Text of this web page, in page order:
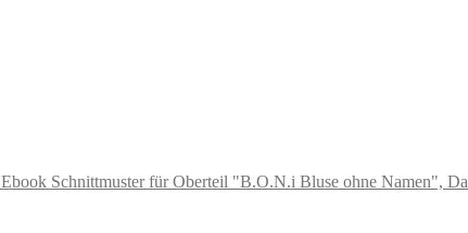
Ebook Schnittmuster für Oberteil "B.O.N.i Bluse ohne Namen",